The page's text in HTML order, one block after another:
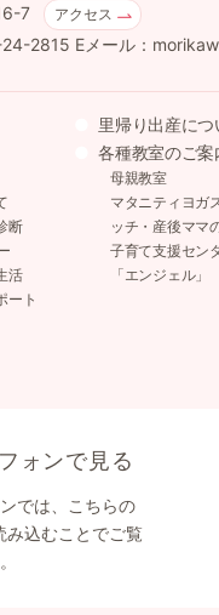
7 アクセス
2815 Eメール：
断
活
ート
里帰り出産につ
各種教室のご案
母親教室
マタニティヨガ
ッチ・産後ママ
子育て支援セン
「エンジェル」
ォンで見る
では、こちらの
み込むことでご覧